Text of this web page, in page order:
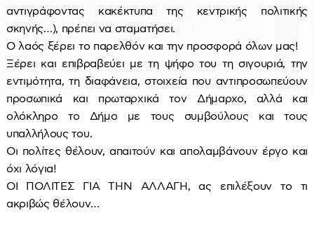
αντιγράφοντας κακέκτυπα της κεντρικής πολιτικής
σκηνής…), πρέπει να σταματήσει.
Ο λαός ξέρει το παρελθόν και την προσφορά όλων μας!
Ξέρει και επιβραβεύει με τη ψήφο του τη σιγουριά, την
εντιμότητα, τη διαφάνεια, στοιχεία που αντιπροσωπεύουν
προσωπικά και πρωταρχικά τον Δήμαρχο, αλλά και
ολόκληρο το Δήμο με τους συμβούλους και τους
υπαλλήλους του.
Οι πολίτες θέλουν, απαιτούν και απολαμβάνουν έργο και
όχι λόγια!
ΟΙ ΠΟΛΙΤΕΣ ΓΙΑ ΤΗΝ ΑΛΛΑΓΗ, ας επιλέξουν το τι
ακριβώς θέλουν…